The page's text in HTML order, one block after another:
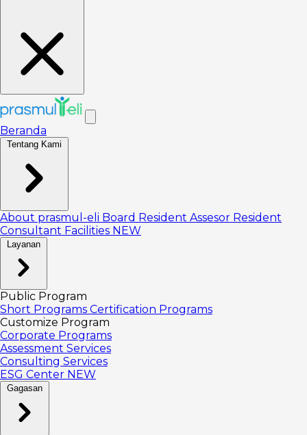
Beranda
Tentang Kami
About prasmul-eli Board Resident Assesor Resident
Consultant Facilities NEW
Layanan
Public Program
Short Programs Certification Programs
Customize Program
Corporate Programs
Assessment Services
Consulting Services
ESG Center NEW
Gagasan